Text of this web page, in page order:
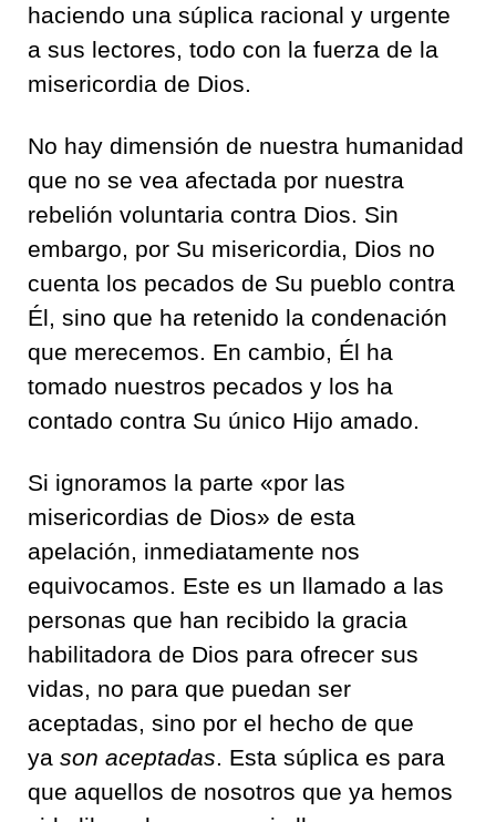
haciendo una súplica racional y urgente
a sus lectores, todo con la fuerza de la
misericordia de Dios.
No hay dimensión de nuestra humanidad
que no se vea afectada por nuestra
rebelión voluntaria contra Dios. Sin
embargo, por Su misericordia, Dios no
cuenta los pecados de Su pueblo contra
Él, sino que ha retenido la condenación
que merecemos. En cambio, Él ha
tomado nuestros pecados y los ha
contado contra Su único Hijo amado.
Si ignoramos la parte «por las
misericordias de Dios» de esta
apelación, inmediatamente nos
equivocamos. Este es un llamado a las
personas que han recibido la gracia
habilitadora de Dios para ofrecer sus
vidas, no para que puedan ser
aceptadas, sino por el hecho de que
ya son aceptadas . Esta súplica es para
que aquellos de nosotros que ya hemos